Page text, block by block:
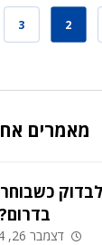
2
3
מאמרים
בדרום?
דצמבר 26, 2024